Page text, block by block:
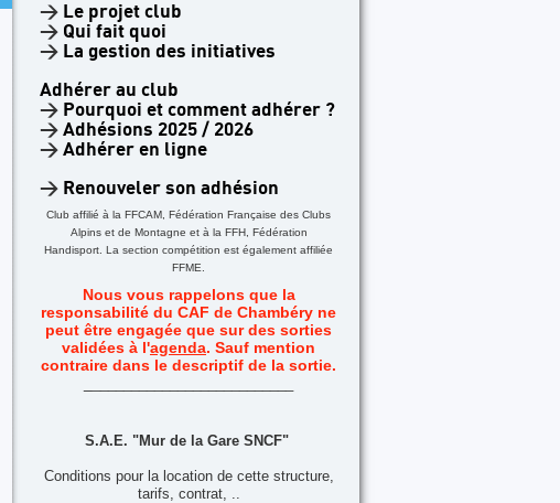
> Le projet club
> Qui fait quoi
> La gestion des initiatives
Adhérer au club
> Pourquoi et comment adhérer ?
> Adhésions 2025 / 2026
> Adhérer en ligne
> Renouveler son adhésion
Club affilié à la FFCAM, Fédération Française des Clubs
Alpins et de Montagne et à la FFH, Fédération
Handisport. La section compétition est également affiliée
FFME.
Nous vous rappelons que la
responsabilité du CAF de Chambéry ne
peut être engagée que sur des sorties
validées à l'agenda. Sauf mention
contraire dans le descriptif de la sortie.
S.A.E. "Mur de la Gare SNCF"
Conditions pour la location de cette structure,
tarifs, contrat, ..